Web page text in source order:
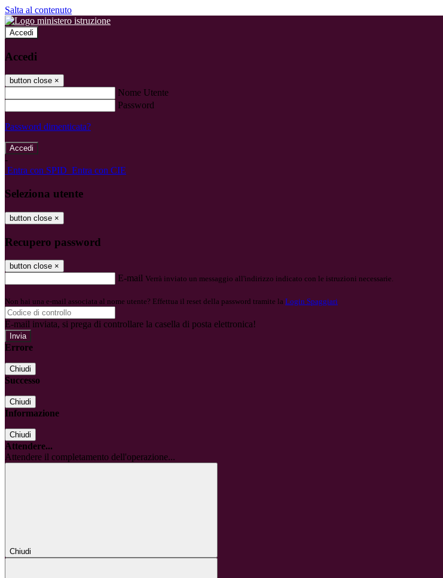
Salta al contenuto
Accedi
Accedi
button close ×
Nome Utente
Password
Password dimenticata?
-
Entra con SPID Entra con CIE
Seleziona utente
button close ×
Recupero password
button close ×
E-mail Verrà inviato un messaggio all'indirizzo indicato con le istruzioni necessarie.
Non hai una e-mail associata al nome utente? Effettua il reset della password tramite la Login Spaggiari
E-mail inviata, si prega di controllare la casella di posta elettronica!
Errore
Chiudi
Successo
Chiudi
Informazione
Chiudi
Attendere...
Attendere il completamento dell'operazione...
Chiudi